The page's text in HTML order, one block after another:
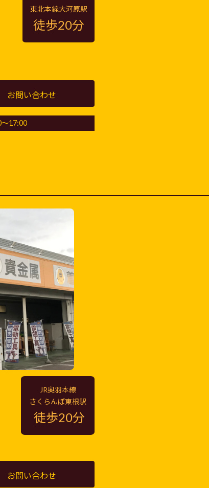
東北本線大河原駅
徒歩20分
お問い合わせ
17:00
JR奥羽本線
さくらんぼ東根駅
徒歩20分
お問い合わせ